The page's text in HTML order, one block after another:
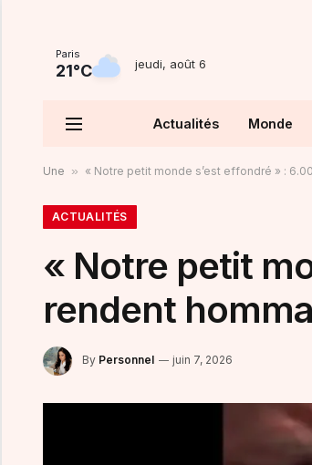
Paris
21°C jeudi, août 6
Actualités Monde
Une » « Notre petit monde s’est effondré » :
ACTUALITÉS
« Notre petit
rendent
By Personnel juin 7, 2026